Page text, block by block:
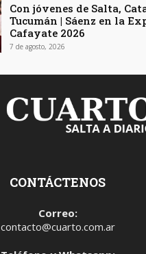
Con jóvenes de Salta,
Tucumán | Sáenz en la
Cafayate 2026
7 de agosto, 2026
CONTÁCTENOS
Correo:
contacto@cuarto.com.ar